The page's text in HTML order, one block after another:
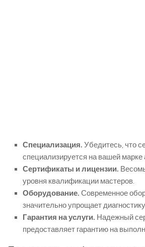
Специализация. Убедитесь, что
специализируется на вашей марке
Сертификаты и лицензии.
уровня квалификации мастеров.
Оборудование. Современное
значительно упрощает
Гарантия на услуги. Надежный
предоставляет гарантию на